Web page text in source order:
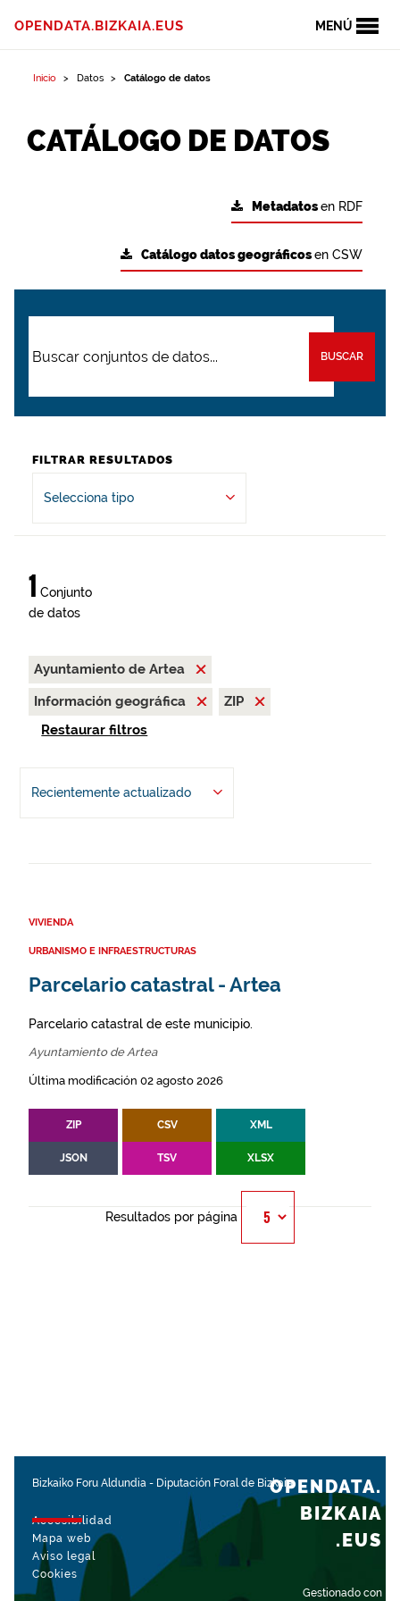
MENÚ
OPENDATA.BIZKAIA.EUS
Inicio Datos Catálogo de datos
CATÁLOGO DE DATOS
Metadatosen RDF
Catálogo datos geográficosen CSW
BUSCAR
FILTRAR RESULTADOS
Selecciona tipo
1 Conjunto
de datos
Ayuntamiento de Artea
Información geográfica
ZIP
Restaurar filtros
Recientemente actualizado
VIVIENDA
URBANISMO E INFRAESTRUCTURAS
Parcelario catastral - Artea
Parcelario catastral de este municipio.
Ayuntamiento de Artea
Última modificación 02 agosto 2026
ZIP CSV XML
JSON TSV XLSX
Resultados por página
Bizkaiko Foru Aldundia - Diputación Foral de Bizkaia
Accesibilidad
Mapa web
Aviso legal
Cookies
Gestionado con
OPENDATA.
BIZKAIA
.EUS